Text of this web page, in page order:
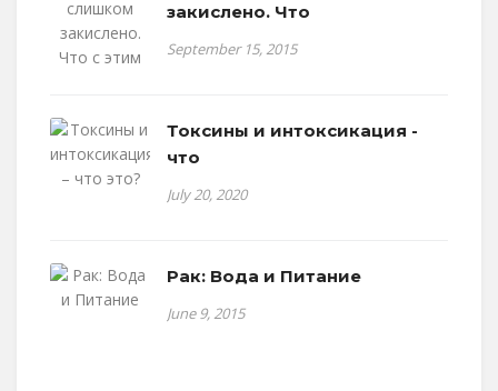
закислено. Что
September 15, 2015
Токсины и интоксикация -
что
July 20, 2020
Рак: Вода и Питание
June 9, 2015